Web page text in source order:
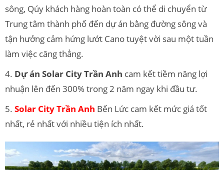
sông, Qúy khách hàng hoàn toàn có thể di chuyển từ
Trung tâm thành phố đến dự án bằng đường sông và
tận hưởng cảm hứng lướt Cano tuyệt vời sau một tuần
làm việc căng thẳng.
4. Dự án Solar City Trần Anh cam kết tiềm năng lợi
nhuận lên đến 300% trong 2 năm ngay khi đầu tư.
5. Solar City Trần Anh Bến Lức cam kết mức giá tốt
nhất, rẻ nhất với nhiều tiện ích nhất.